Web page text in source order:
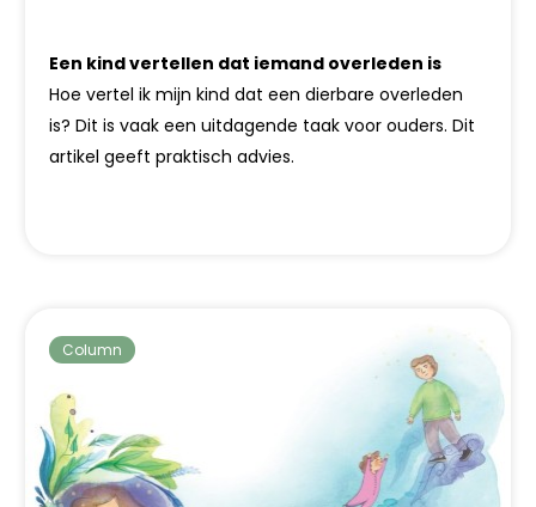
Een kind vertellen dat iemand overleden is
Hoe vertel ik mijn kind dat een dierbare overleden
is? Dit is vaak een uitdagende taak voor ouders. Dit
artikel geeft praktisch advies.
Column